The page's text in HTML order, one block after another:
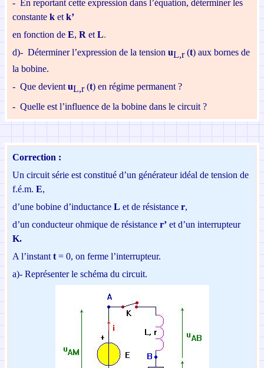
- En reportant cette expression dans l’équation, déterminer les
constante k et k’
en fonction de E, R et L.
d)- Déterminer l’expression de la tension uL,r(t) aux bornes de
la bobine.
- Que devient uL,r(t) en régime permanent ?
- Quelle est l’influence de la bobine dans le circuit ?
Correction :
Un circuit série est constitué d’un générateur idéal de tension de
f.é.m. E,
d’une bobine d’inductance L et de résistance r,
d’un conducteur ohmique de résistance r’ et d’un interrupteur
K.
A l’instant t = 0, on ferme l’interrupteur.
a)- Représenter le schéma du circuit.